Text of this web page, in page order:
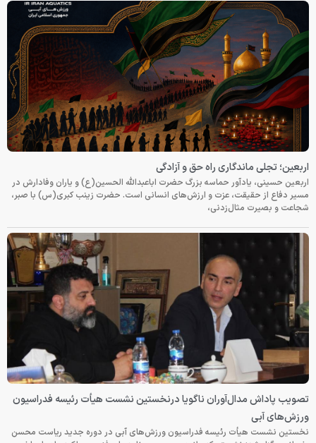
اربعین؛ تجلی ماندگاری راه حق و آزادگی
اربعین حسینی، یادآور حماسه بزرگ حضرت اباعبدالله الحسین(ع) و یاران وفادارش در
مسیر دفاع از حقیقت، عزت و ارزش‌های انسانی است. حضرت زینب کبری(س) با صبر،
شجاعت و بصیرت مثال‌زدنی،
تصویب پاداش مدال‌آوران ناگویا درنخستین نشست هیأت رئیسه فدراسیون
ورزش‌های آبی
نخستین نشست هیأت رئیسه فدراسیون ورزش‌های آبی در دوره جدید ریاست محسن